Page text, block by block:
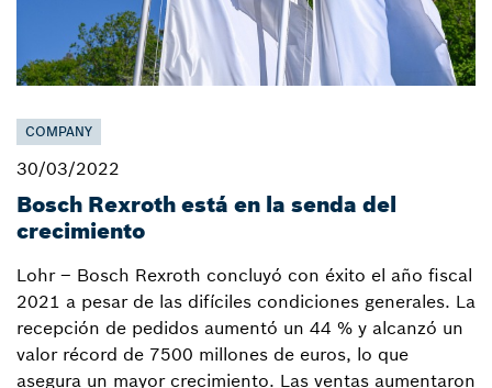
COMPANY
30/03/2022
Bosch Rexroth está en la senda del
crecimiento
Lohr – Bosch Rexroth concluyó con éxito el año fiscal
2021 a pesar de las difíciles condiciones generales. La
recepción de pedidos aumentó un 44 % y alcanzó un
valor récord de 7500 millones de euros, lo que
asegura un mayor crecimiento. Las ventas aumentaron